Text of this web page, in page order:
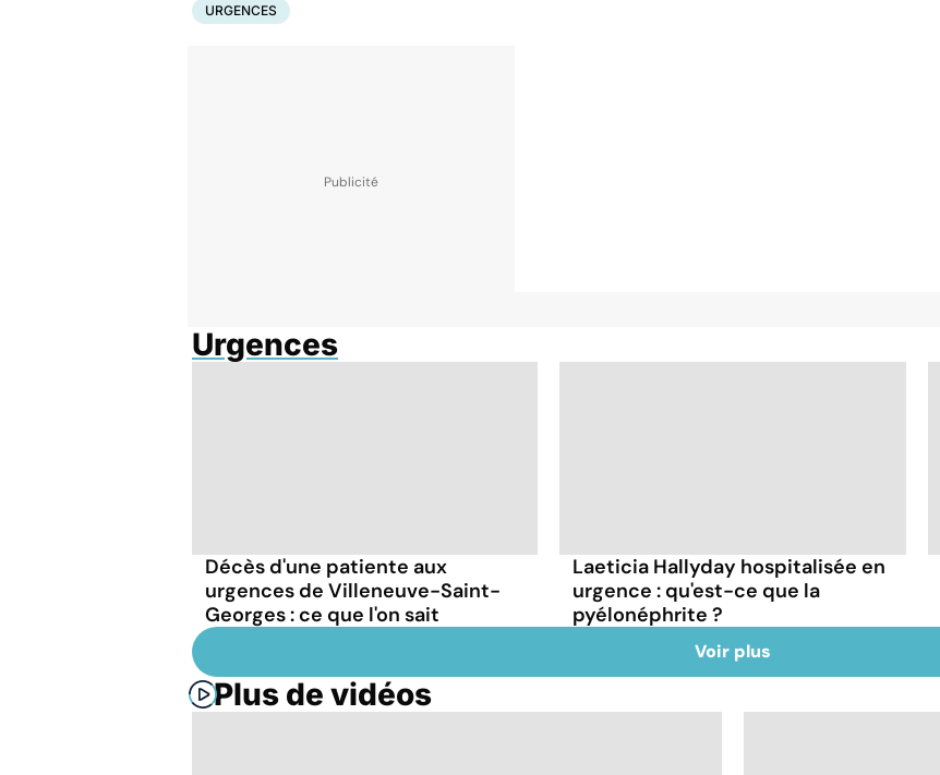
URGENCES
Urgences
Décès d'une patiente aux
urgences de Villeneuve-Saint-
Georges : ce que l'on sait
Laeticia Hallyday hospitalisée en
urgence : qu'est-ce que la
pyélonéphrite ?
Voir plus
Plus de vidéos